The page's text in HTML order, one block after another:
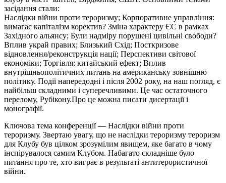
засідання стали:
Наслідки війни проти тероризму; Корпоративне управління:
вимагає капіталізм коректив? Зміна характеру ЄС в рамках
Західного альянсу; Були надміру порушені цивільні свободи?
Вплив украй правих; Близький Схід; Посткризове
відновлення/реконструкція нації; Перспективи світової
економіки; Торгівля: китайський ефект; Вплив
внутрішньополітичних питань на американську зовнішню
політику. Події напередодні і після 2002 року, на наш погляд, є
найбільш складними і суперечливими. Це час остаточного
перелому, Рубікону.Про це можна писати дисертації і
монографії.
Ключова тема конференції — Наслідки війни проти
тероризму. Звертаю увагу, що не наслідки тероризму тероризм
для Клубу був цілком зрозумілим явищем, яке багато в чому
інспірувалося самим Клубом. Набагато складніше було
питання про те, хто виграє в результаті антитерористичної
війни.